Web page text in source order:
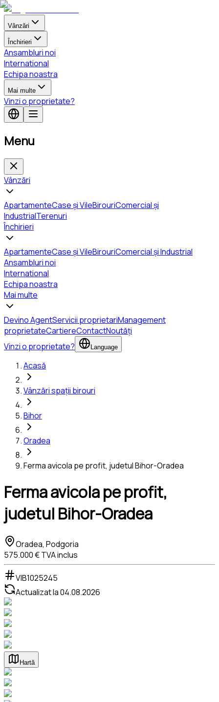
Vânzări
Închirieri
Ansambluri noi
International
Echipa noastra
Mai multe
Vinzi o proprietate?
Menu
Vânzări
ApartamenteCase și VileBirouriComercial și
IndustrialTerenuri
Închirieri
ApartamenteCase și VileBirouriComercial și Industrial
Ansambluri noi
International
Echipa noastra
Mai multe
Devino AgentServicii proprietariManagement
proprietateCartiereContactNoutăți
Vinzi o proprietate?
Language
Acasă
Vânzări spații birouri
Bihor
Oradea
Ferma avicola pe profit, judetul Bihor-Oradea
Ferma avicola pe profit,
judetul Bihor-Oradea
Oradea, Podgoria
575.000 €TVA inclus
VIB1025245
Actualizat la04.08.2026
Hartă